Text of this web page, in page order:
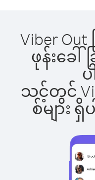
Viber
ဖုန်းခေ
သင့်တွင်
စ်များ